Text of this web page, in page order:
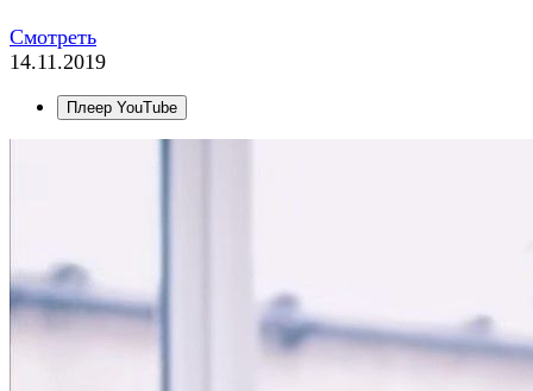
Смотреть
14.11.2019
Плеер YouTube